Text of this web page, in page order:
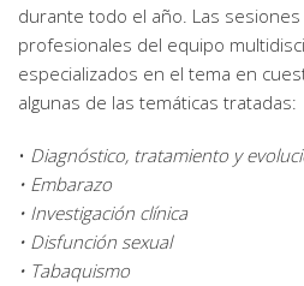
durante todo el año. Las sesiones
profesionales del equipo
especializados en el tema en
algunas de las temáticas tratadas:
• Diagnóstico, tratamiento y
• Embarazo
• Investigación clínica
• Disfunción sexual
• Tabaquismo